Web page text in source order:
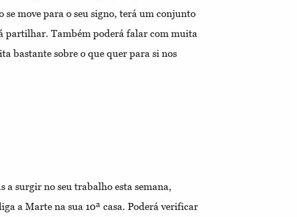
move para o seu signo, terá um conjunto
partilhar. Também poderá falar com muita
bastante sobre o que quer para si nos
a surgir no seu trabalho esta semana,
a Marte na sua 10ª casa. Poderá verificar